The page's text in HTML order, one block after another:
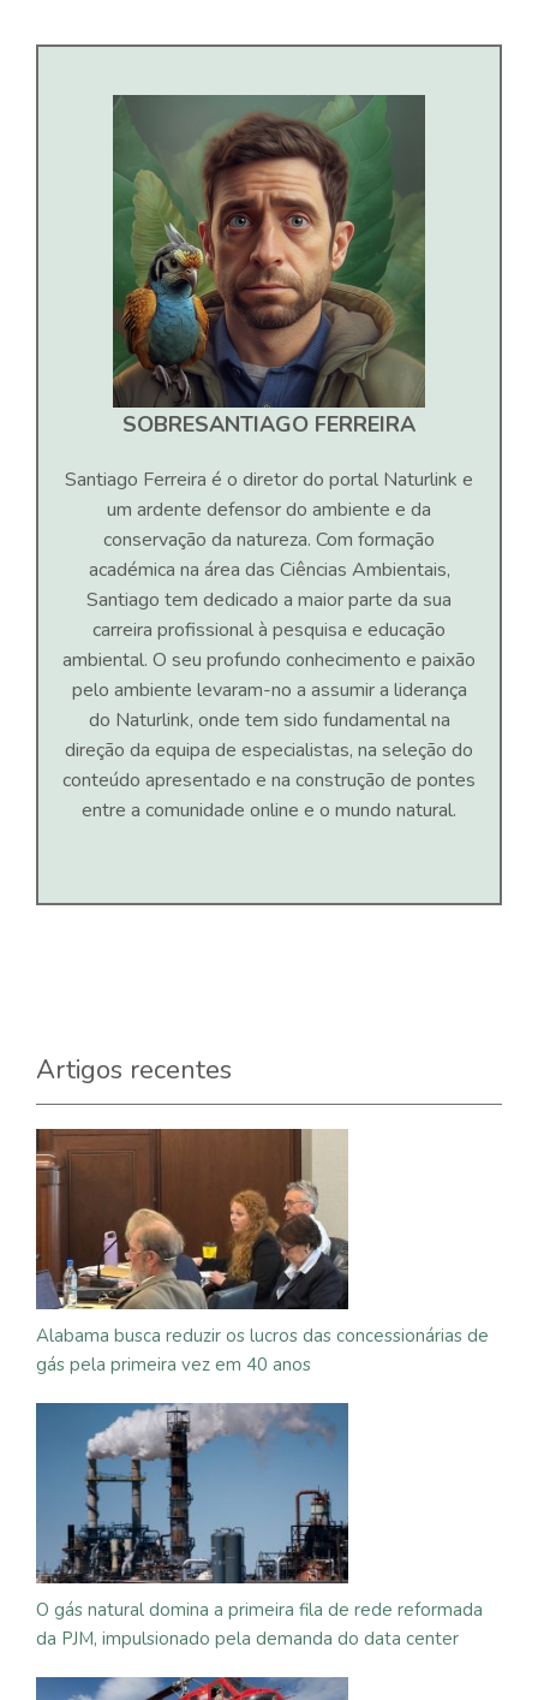
SOBRESANTIAGO FERREIRA
Santiago Ferreira é o diretor do portal Naturlink e
um ardente defensor do ambiente e da
conservação da natureza. Com formação
académica na área das Ciências Ambientais,
Santiago tem dedicado a maior parte da sua
carreira profissional à pesquisa e educação
ambiental. O seu profundo conhecimento e paixão
pelo ambiente levaram-no a assumir a liderança
do Naturlink, onde tem sido fundamental na
direção da equipa de especialistas, na seleção do
conteúdo apresentado e na construção de pontes
entre a comunidade online e o mundo natural.
Artigos recentes
Alabama busca reduzir os lucros das concessionárias de
gás pela primeira vez em 40 anos
O gás natural domina a primeira fila de rede reformada
da PJM, impulsionado pela demanda do data center